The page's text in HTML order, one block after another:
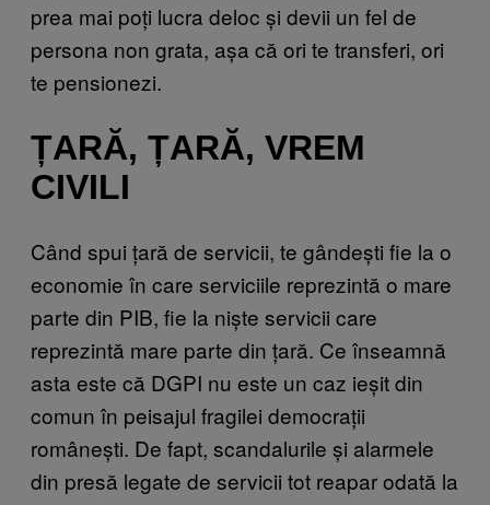
prea mai poți lucra deloc și devii un fel de
persona non grata, așa că ori te transferi, ori
te pensionezi.
ȚARĂ, ȚARĂ, VREM
CIVILI
Când spui țară de servicii, te gândești fie la o
economie în care serviciile reprezintă o mare
parte din PIB, fie la niște servicii care
reprezintă mare parte din țară. Ce înseamnă
asta este că DGPI nu este un caz ieșit din
comun în peisajul fragilei democrații
românești. De fapt, scandalurile și alarmele
din presă legate de servicii tot reapar odată la